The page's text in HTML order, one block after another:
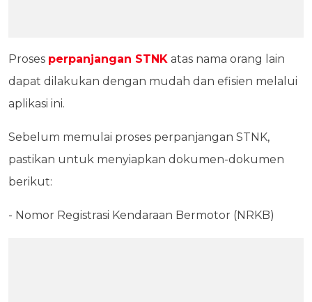
Proses perpanjangan STNK atas nama orang lain
dapat dilakukan dengan mudah dan efisien melalui
aplikasi ini.
Sebelum memulai proses perpanjangan STNK,
pastikan untuk menyiapkan dokumen-dokumen
berikut:
- Nomor Registrasi Kendaraan Bermotor (NRKB)